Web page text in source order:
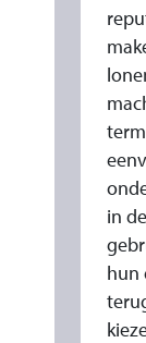
in
hun